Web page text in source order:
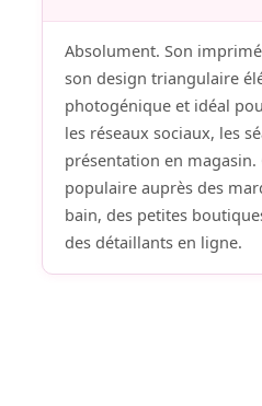
Absolument. Son
son design triangulaire
photogénique et idéal
les réseaux sociaux, les
présentation en magasin.
populaire auprès des
bain, des petites
des détaillants en ligne.